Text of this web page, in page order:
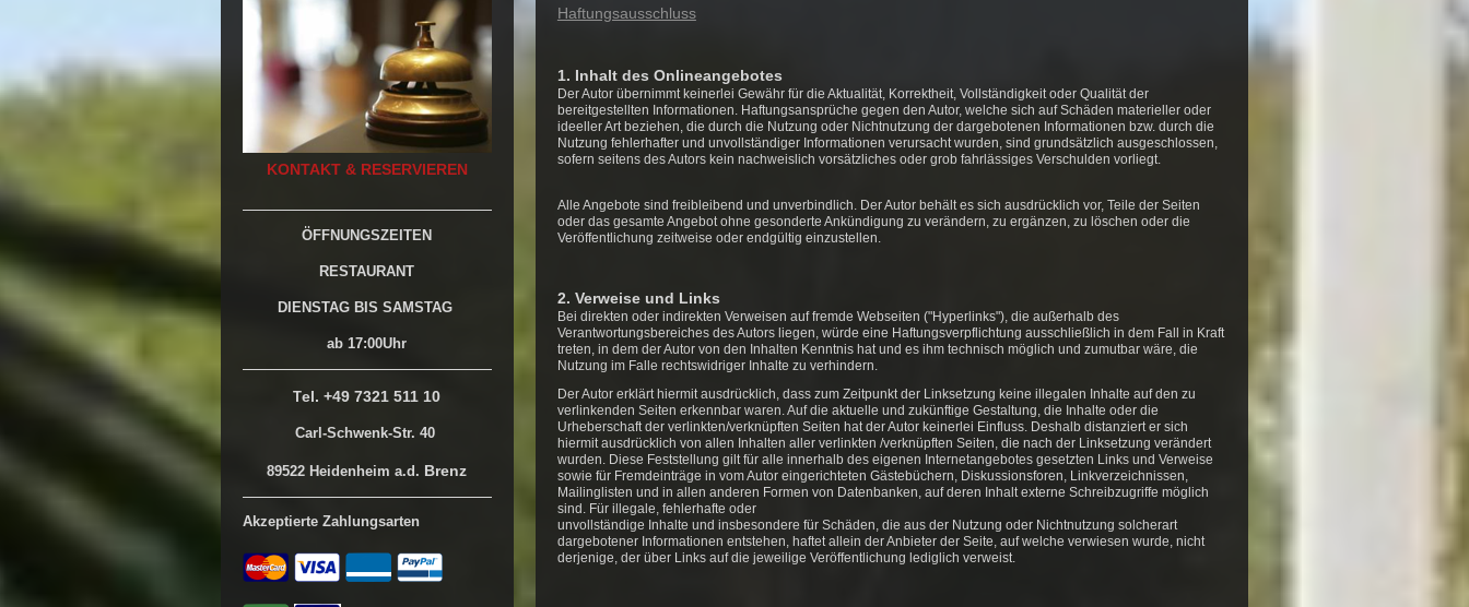
Haftungsausschluss
1. Inhalt des Onlineangebotes
Der Autor übernimmt keinerlei Gewähr für die Aktualität, Korrektheit, Vollständigkeit oder Qualität der
bereitgestellten Informationen. Haftungsansprüche gegen den Autor, welche sich auf Schäden materieller oder
ideeller Art beziehen, die durch die Nutzung oder Nichtnutzung der dargebotenen Informationen bzw. durch die
Nutzung fehlerhafter und unvollständiger Informationen verursacht wurden, sind grundsätzlich ausgeschlossen,
sofern seitens des Autors kein nachweislich vorsätzliches oder grob fahrlässiges Verschulden vorliegt.
Alle Angebote sind freibleibend und unverbindlich. Der Autor behält es sich ausdrücklich vor, Teile der Seiten
oder das gesamte Angebot ohne gesonderte Ankündigung zu verändern, zu ergänzen, zu löschen oder die
Veröffentlichung zeitweise oder endgültig einzustellen.
2. Verweise und Links
Bei direkten oder indirekten Verweisen auf fremde Webseiten ("Hyperlinks"), die außerhalb des
Verantwortungsbereiches des Autors liegen, würde eine Haftungsverpflichtung ausschließlich in dem Fall in Kraft
treten, in dem der Autor von den Inhalten Kenntnis hat und es ihm technisch möglich und zumutbar wäre, die
Nutzung im Falle rechtswidriger Inhalte zu verhindern.
Der Autor erklärt hiermit ausdrücklich, dass zum Zeitpunkt der Linksetzung keine illegalen Inhalte auf den zu
verlinkenden Seiten erkennbar waren. Auf die aktuelle und zukünftige Gestaltung, die Inhalte oder die
Urheberschaft der verlinkten/verknüpften Seiten hat der Autor keinerlei Einfluss. Deshalb distanziert er sich
hiermit ausdrücklich von allen Inhalten aller verlinkten /verknüpften Seiten, die nach der Linksetzung verändert
wurden. Diese Feststellung gilt für alle innerhalb des eigenen Internetangebotes gesetzten Links und Verweise
sowie für Fremdeinträge in vom Autor eingerichteten Gästebüchern, Diskussionsforen, Linkverzeichnissen,
Mailinglisten und in allen anderen Formen von Datenbanken, auf deren Inhalt externe Schreibzugriffe möglich
sind. Für illegale, fehlerhafte oder
unvollständige Inhalte und insbesondere für Schäden, die aus der Nutzung oder Nichtnutzung solcherart
dargebotener Informationen entstehen, haftet allein der Anbieter der Seite, auf welche verwiesen wurde, nicht
derjenige, der über Links auf die jeweilige Veröffentlichung lediglich verweist.
KONTAKT & RESERVIEREN
ÖFFNUNGSZEITEN
RESTAURANT
DIENSTAG BIS SAMSTAG
ab 17:00Uhr
Tel. +49 7321 511 10
Carl-Schwenk-Str. 40
89522 Heidenheim a.d. Brenz
Akzeptierte Zahlungsarten